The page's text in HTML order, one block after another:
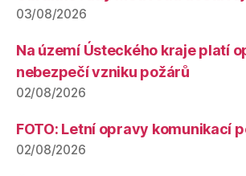
03/08/2026
Na území Ústeckého kraje platí
nebezpečí vzniku požárů
02/08/2026
FOTO: Letní opravy komunikací
02/08/2026